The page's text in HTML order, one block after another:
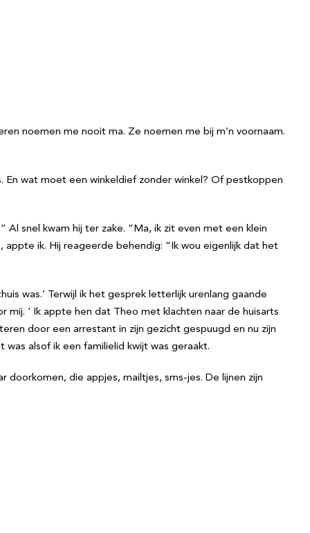
noemen me nooit ma. Ze noemen me bij m’n voornaam.
En wat moet een winkeldief zonder winkel? Of pestkoppen
snel kwam hij ter zake. “Ma, ik zit even met een klein
ik. Hij reageerde behendig: “Ik wou eigenlijk dat het
was.’ Terwijl ik het gesprek letterlijk urenlang gaande
‘ Ik appte hen dat Theo met klachten naar de huisarts
door een arrestant in zijn gezicht gespuugd en nu zijn
alsof ik een familielid kwijt was geraakt.
die appjes, mailtjes, sms-jes. De lijnen zijn